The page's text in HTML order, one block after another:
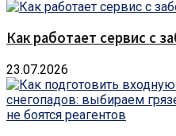
Как работает сервис с
23.07.2026